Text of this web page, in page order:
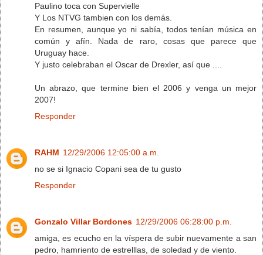
Paulino toca con Supervielle
Y Los NTVG tambien con los demás.
En resumen, aunque yo ni sabía, todos tenían música en
común y afín. Nada de raro, cosas que parece que
Uruguay hace.
Y justo celebraban el Oscar de Drexler, así que ....
Un abrazo, que termine bien el 2006 y venga un mejor
2007!
Responder
RAHM 12/29/2006 12:05:00 a.m.
no se si Ignacio Copani sea de tu gusto
Responder
Gonzalo Villar Bordones 12/29/2006 06:28:00 p.m.
amiga, es ecucho en la víspera de subir nuevamente a san
pedro, hamriento de estrelllas, de soledad y de viento.